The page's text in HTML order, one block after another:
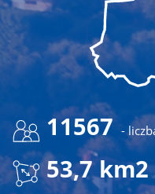
11567 -
53,7 km2